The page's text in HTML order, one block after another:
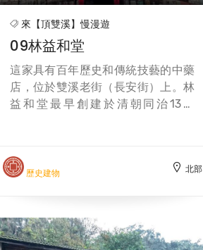
來【頂雙溪】慢漫遊
09林益和堂
這家具有百年歷史和傳統技藝的中藥
店，位於雙溪老街（長安街）上。林
益和堂最早創建於清朝同治13年
代林顯揚經營。林益和堂的建築風格
獨特，外觀是日治時期的西式洋樓，
結構，廚窗內陳列著百年青磁，裡面
裝著各種中藥。林益和堂不僅是一家
歷史建物 北部